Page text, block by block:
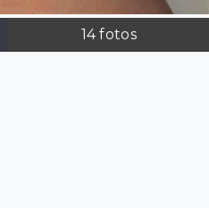
14fotos